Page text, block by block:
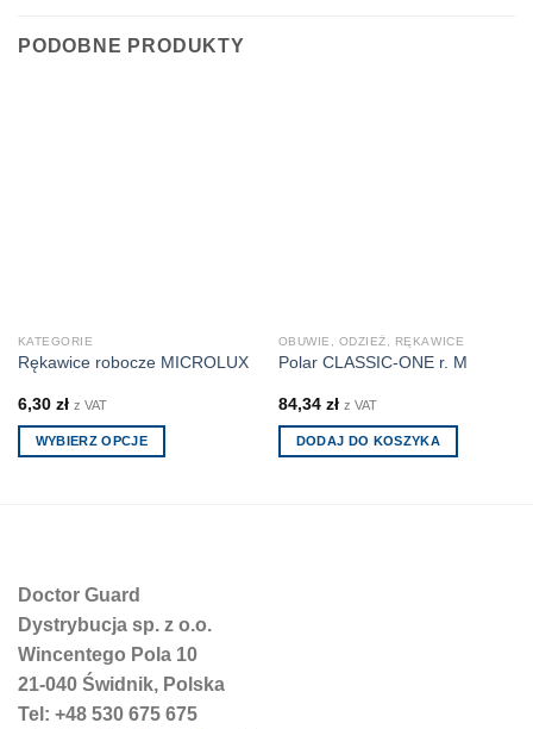
PODOBNE PRODUKTY
KATEGORIE
Rękawice robocze MICROLUX
6,30 zł z VAT
WYBIERZ OPCJE
Opcje
można
wybrać
stronie
produktu
OBUWIE, ODZIEŻ, RĘKAWICE
Polar CLASSIC-ONE r. M
84,34 zł z VAT
DODAJ DO KOSZYKA
Doctor Guard
Dystrybucja sp. z o.o.
Wincentego Pola 10
21-040 Świdnik, Polska
Tel: +48 530 675 675